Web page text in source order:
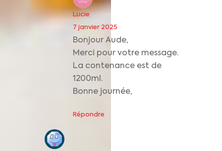
Lucie
7 janvier 2025
Bonjour Aude,
Merci pour votre message.
La contenance est de
1200ml.
Bonne journée,
Répondre